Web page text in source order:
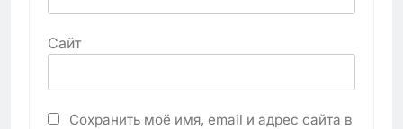
Сайт
Сохранить моё имя, email и адрес сайта в